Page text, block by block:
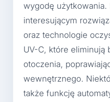
wygodę użytkowania.
interesującym
oraz technologie
UV-C, które eliminują
otoczenia,
wewnętrznego.
także funkcję